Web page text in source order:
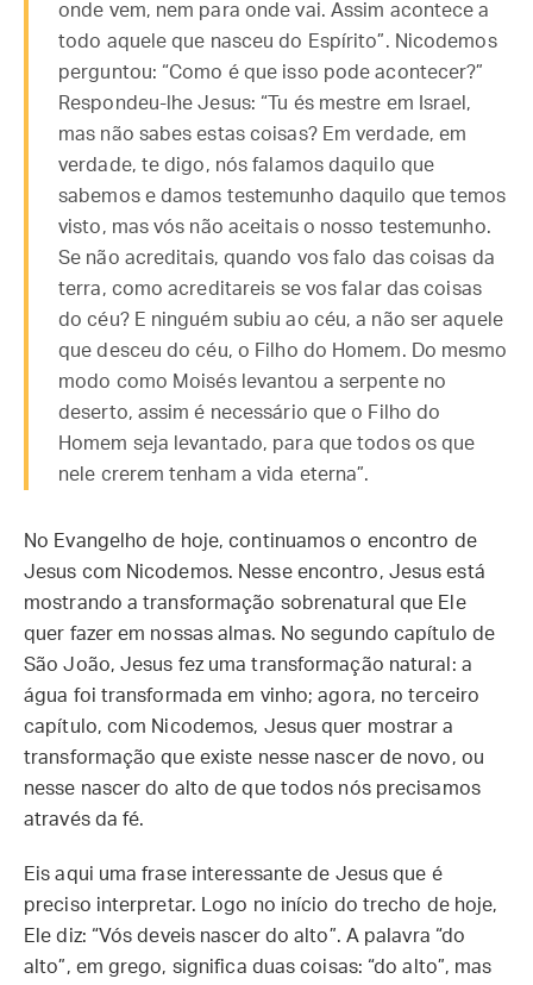
onde vem, nem para onde vai. Assim acontece a
todo aquele que nasceu do Espírito”. Nicodemos
perguntou: “Como é que isso pode acontecer?”
Respondeu-lhe Jesus: “Tu és mestre em Israel,
mas não sabes estas coisas? Em verdade, em
verdade, te digo, nós falamos daquilo que
sabemos e damos testemunho daquilo que temos
visto, mas vós não aceitais o nosso testemunho.
Se não acreditais, quando vos falo das coisas da
terra, como acreditareis se vos falar das coisas
do céu? E ninguém subiu ao céu, a não ser aquele
que desceu do céu, o Filho do Homem. Do mesmo
modo como Moisés levantou a serpente no
deserto, assim é necessário que o Filho do
Homem seja levantado, para que todos os que
nele crerem tenham a vida eterna”.
No Evangelho de hoje, continuamos o encontro de
Jesus com Nicodemos. Nesse encontro, Jesus está
mostrando a transformação sobrenatural que Ele
quer fazer em nossas almas. No segundo capítulo de
São João, Jesus fez uma transformação natural: a
água foi transformada em vinho; agora, no terceiro
capítulo, com Nicodemos, Jesus quer mostrar a
transformação que existe nesse nascer de novo, ou
nesse nascer do alto de que todos nós precisamos
através da fé.
Eis aqui uma frase interessante de Jesus que é
preciso interpretar. Logo no início do trecho de hoje,
Ele diz: “Vós deveis nascer do alto”. A palavra “do
alto”, em grego, significa duas coisas: “do alto”, mas